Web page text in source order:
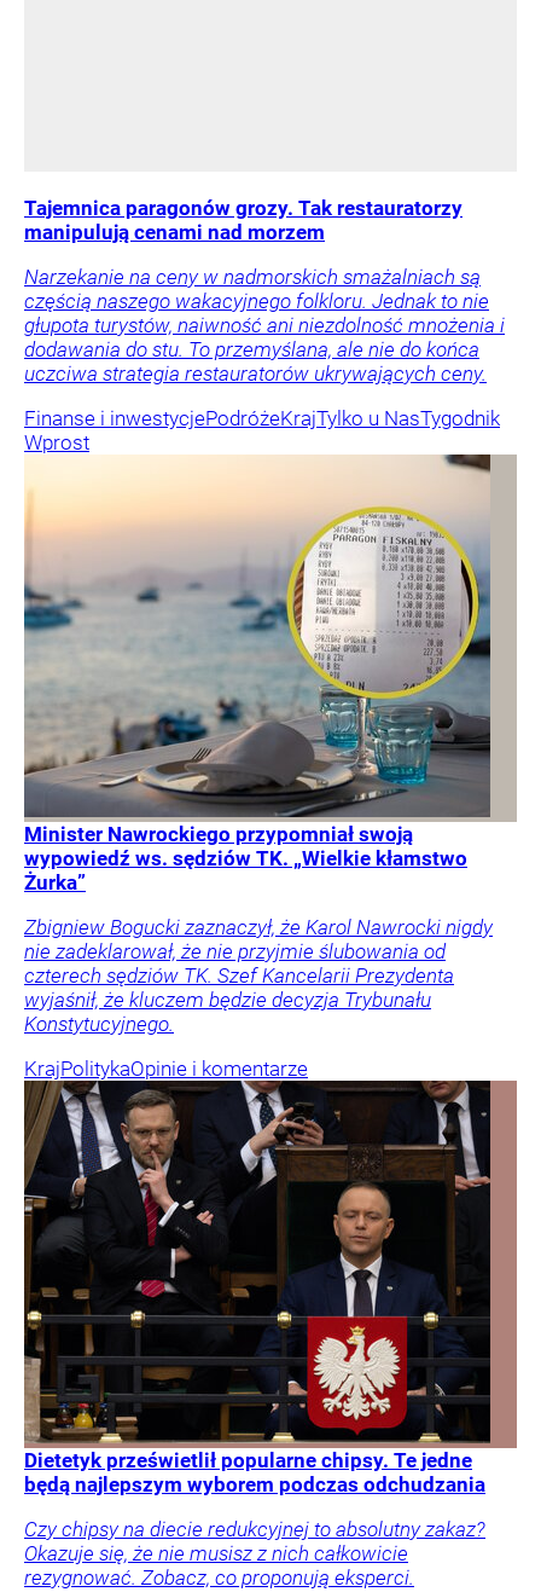
Tajemnica paragonów grozy. Tak restauratorzy
manipulują cenami nad morzem
Narzekanie na ceny w nadmorskich smażalniach są
częścią naszego wakacyjnego folkloru. Jednak to nie
głupota turystów, naiwność ani niezdolność mnożenia i
dodawania do stu. To przemyślana, ale nie do końca
uczciwa strategia restauratorów ukrywających ceny.
Finanse i inwestycjePodróżeKrajTylko u NasTygodnik
Wprost
Minister Nawrockiego przypomniał swoją
wypowiedź ws. sędziów TK. „Wielkie kłamstwo
Żurka”
Zbigniew Bogucki zaznaczył, że Karol Nawrocki nigdy
nie zadeklarował, że nie przyjmie ślubowania od
czterech sędziów TK. Szef Kancelarii Prezydenta
wyjaśnił, że kluczem będzie decyzja Trybunału
Konstytucyjnego.
KrajPolitykaOpinie i komentarze
Dietetyk prześwietlił popularne chipsy. Te jedne
będą najlepszym wyborem podczas odchudzania
Czy chipsy na diecie redukcyjnej to absolutny zakaz?
Okazuje się, że nie musisz z nich całkowicie
rezygnować. Zobacz, co proponują eksperci.